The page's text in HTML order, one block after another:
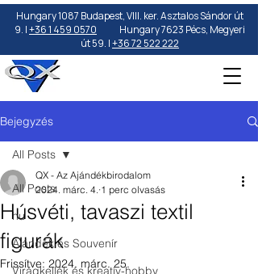
Hungary 1087 Budapest, VIII. ker. Asztalos Sándor út
9. |+36 1 459 0570 Hungary 7623 Pécs, Megyeri
út 59. |+36 72 522 222
Bejegyzés
All Posts
hu
Ajándék és Souvenír
Virágkellék és kreatív-hobby
All Posts
Húsvéti, tavaszi textil
figurák
QX - Az Ajándékbirodalom
2024. márc. 4. 1 perc olvasás
Frissítve: 2024. márc. 25.